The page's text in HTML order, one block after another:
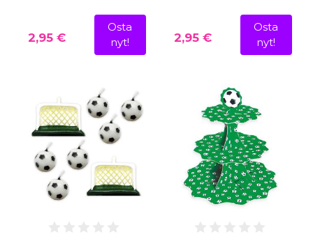
2,95 €
Osta
nyt!
2,95 €
Osta
nyt!